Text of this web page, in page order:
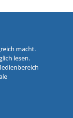
macht.
lesen.